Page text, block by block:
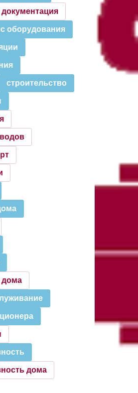
оборудования
строительство
дома
дома